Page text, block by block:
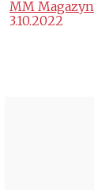
MM
3.10.2022